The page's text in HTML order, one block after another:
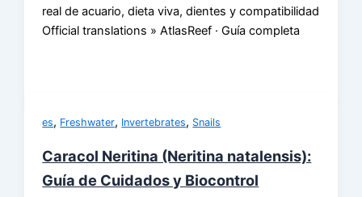
real de acuario, dieta viva, dientes y compatibilidad
Official translations » AtlasReef · Guía completa
es, Freshwater, Invertebrates, Snails
Caracol Neritina (Neritina natalensis):
Guía de Cuidados y Biocontrol